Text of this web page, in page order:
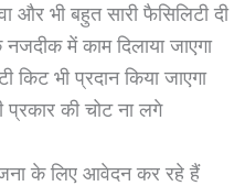
और भी बहुत सारी फैसिलिटी दी
में काम दिलाया जाएगा
भी प्रदान किया जाएगा
प्रकार की चोट ना लगे
के लिए आवेदन कर रहे हैं